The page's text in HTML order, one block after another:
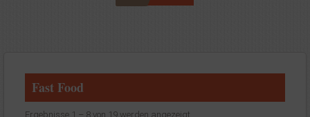
Fast Food
Ergebnisse 1 – 8 von 19 werden angezeigt